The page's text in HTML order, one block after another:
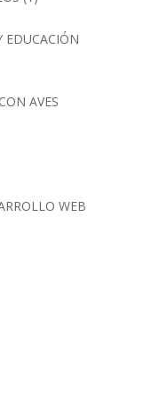
EDUCACIÓN
AVES
WEB